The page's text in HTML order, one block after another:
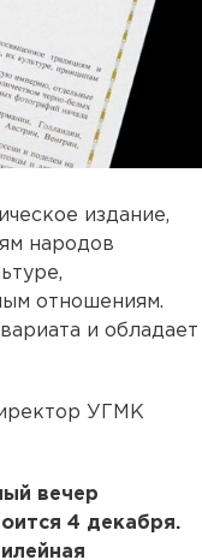
издание,
народов
отношениям.
и обладает
УГМК
вечер
4 декабря.